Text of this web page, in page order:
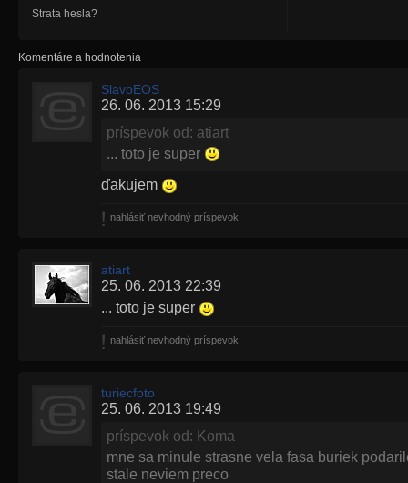
Strata hesla?
Komentáre a hodnotenia
SlavoEOS
26. 06. 2013 15:29
príspevok od: atiart
... toto je super
ďakujem
nahlásiť nevhodný príspevok
atiart
25. 06. 2013 22:39
... toto je super
nahlásiť nevhodný príspevok
turiecfoto
25. 06. 2013 19:49
príspevok od: Koma
mne sa minule strasne vela fasa buriek
stale neviem preco